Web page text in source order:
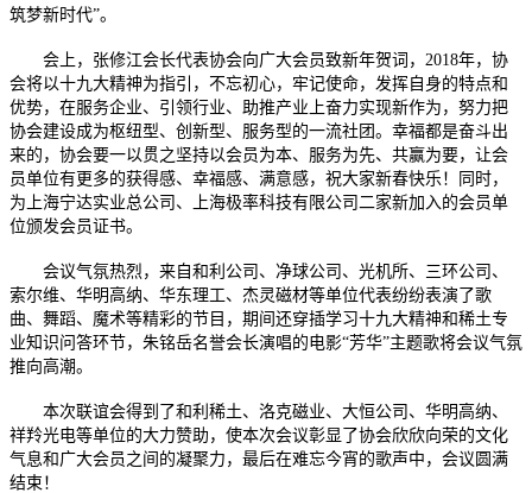
筑梦新时代”。
会上，张修江会长代表协会向广大会员致新年贺词，2018年，协
会将以十九大精神为指引，不忘初心，牢记使命，发挥自身的特点和
优势，在服务企业、引领行业、助推产业上奋力实现新作为，努力把
协会建设成为枢纽型、创新型、服务型的一流社团。幸福都是奋斗出
来的，协会要一以贯之坚持以会员为本、服务为先、共赢为要，让会
员单位有更多的获得感、幸福感、满意感，祝大家新春快乐！同时，
为上海宁达实业总公司、上海极率科技有限公司二家新加入的会员单
位颁发会员证书。
会议气氛热烈，来自和利公司、净球公司、光机所、三环公司、
索尔维、华明高纳、华东理工、杰灵磁材等单位代表纷纷表演了歌
曲、舞蹈、魔术等精彩的节目，期间还穿插学习十九大精神和稀土专
业知识问答环节，朱铭岳名誉会长演唱的电影“芳华”主题歌将会议气氛
推向高潮。
本次联谊会得到了和利稀土、洛克磁业、大恒公司、华明高纳、
祥羚光电等单位的大力赞助，使本次会议彰显了协会欣欣向荣的文化
气息和广大会员之间的凝聚力，最后在难忘今宵的歌声中，会议圆满
结束！